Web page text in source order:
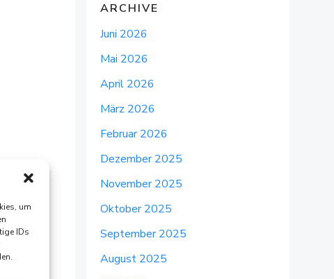
um
IDs
ARCHIVE
Juni 2026
Mai 2026
April 2026
März 2026
Februar 2026
Dezember 2025
November 2025
Oktober 2025
September 2025
August 2025